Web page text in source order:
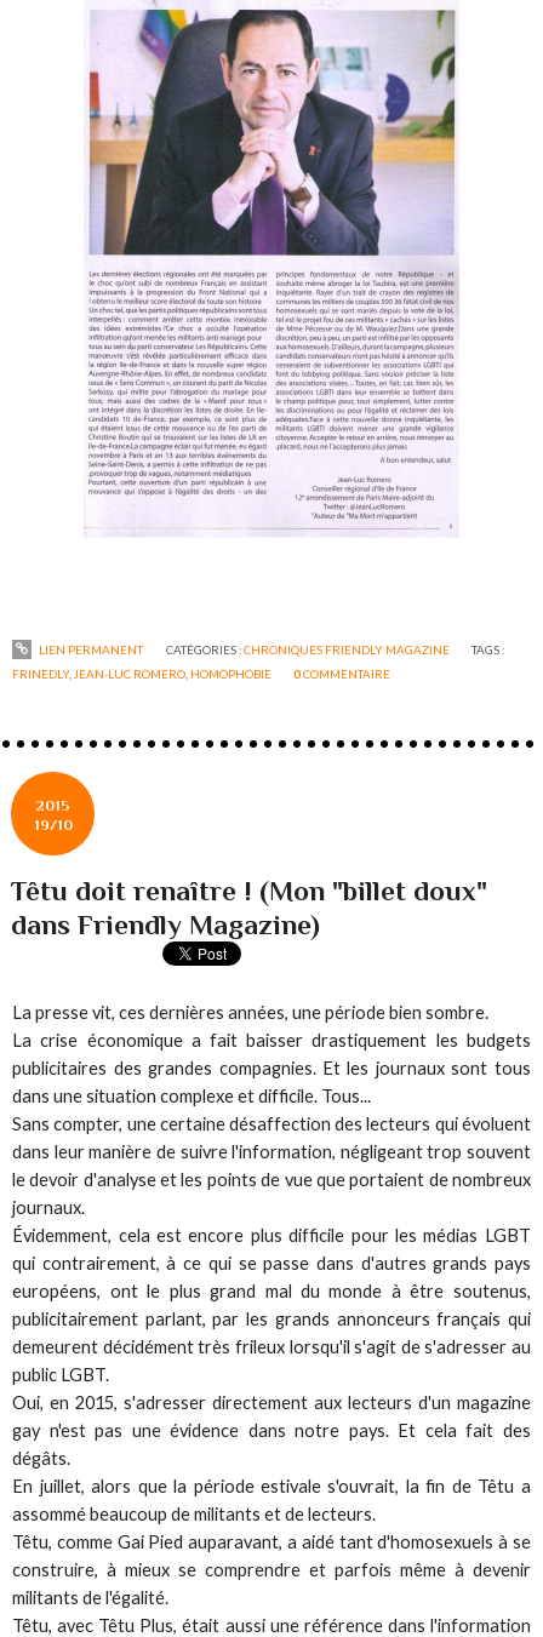
LIEN PERMANENT CATÉGORIES :CHRONIQUES FRIENDLY MAGAZINE
TAGS :
FRINEDLY, JEAN-LUC ROMERO HOMOPHOBIE 0COMMENTAIRE
2015
19/10
Têtu doit renaître ! (Mon "billet doux"
dans Friendly Magazine)
La presse vit, ces dernières années, une période bien sombre.
La crise économique a fait baisser drastiquement les budgets
publicitaires des grandes compagnies. Et les journaux sont tous
dans une situation complexe et difficile. Tous...
Sans compter, une certaine désaffection des lecteurs qui évoluent
dans leur manière de suivre l'information, négligeant trop souvent
le devoir d'analyse et les points de vue que portaient de nombreux
journaux.
Évidemment, cela est encore plus difficile pour les médias LGBT
qui contrairement, à ce qui se passe dans d'autres grands pays
européens, ont le plus grand mal du monde à être soutenus,
publicitairement parlant, par les grands annonceurs français qui
demeurent décidément très frileux lorsqu'il s'agit de s'adresser au
public LGBT.
Oui, en 2015, s'adresser directement aux lecteurs d'un magazine
gay n'est pas une évidence dans notre pays. Et cela fait des
dégâts.
En juillet, alors que la période estivale s'ouvrait, la fin de Têtu a
assommé beaucoup de militants et de lecteurs.
Têtu, comme Gai Pied auparavant, a aidé tant d'homosexuels à se
construire, à mieux se comprendre et parfois même à devenir
militants de l'égalité.
Têtu, avec Têtu Plus, était aussi une référence dans l'information